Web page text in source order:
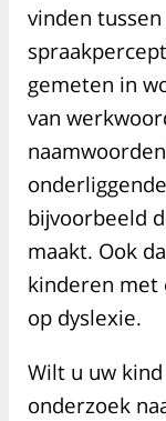
vinden
gemeten in
van
bijvoorbeeld
maakt. Ook
kinderen met
op dyslexie.
Wilt u uw
onderzoek